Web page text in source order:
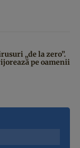
„de la zero”.
pe oamenii